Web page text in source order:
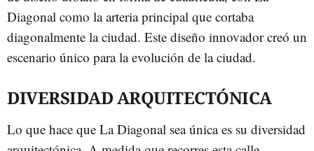
Diagonal como la arteria principal que cortaba
diagonalmente la ciudad. Este diseño innovador creó un
escenario único para la evolución de la ciudad.
DIVERSIDAD ARQUITECTÓNICA
Lo que hace que La Diagonal sea única es su diversidad